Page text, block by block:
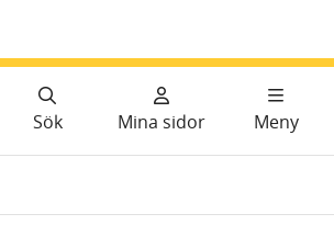
Sök Mina sidor Meny